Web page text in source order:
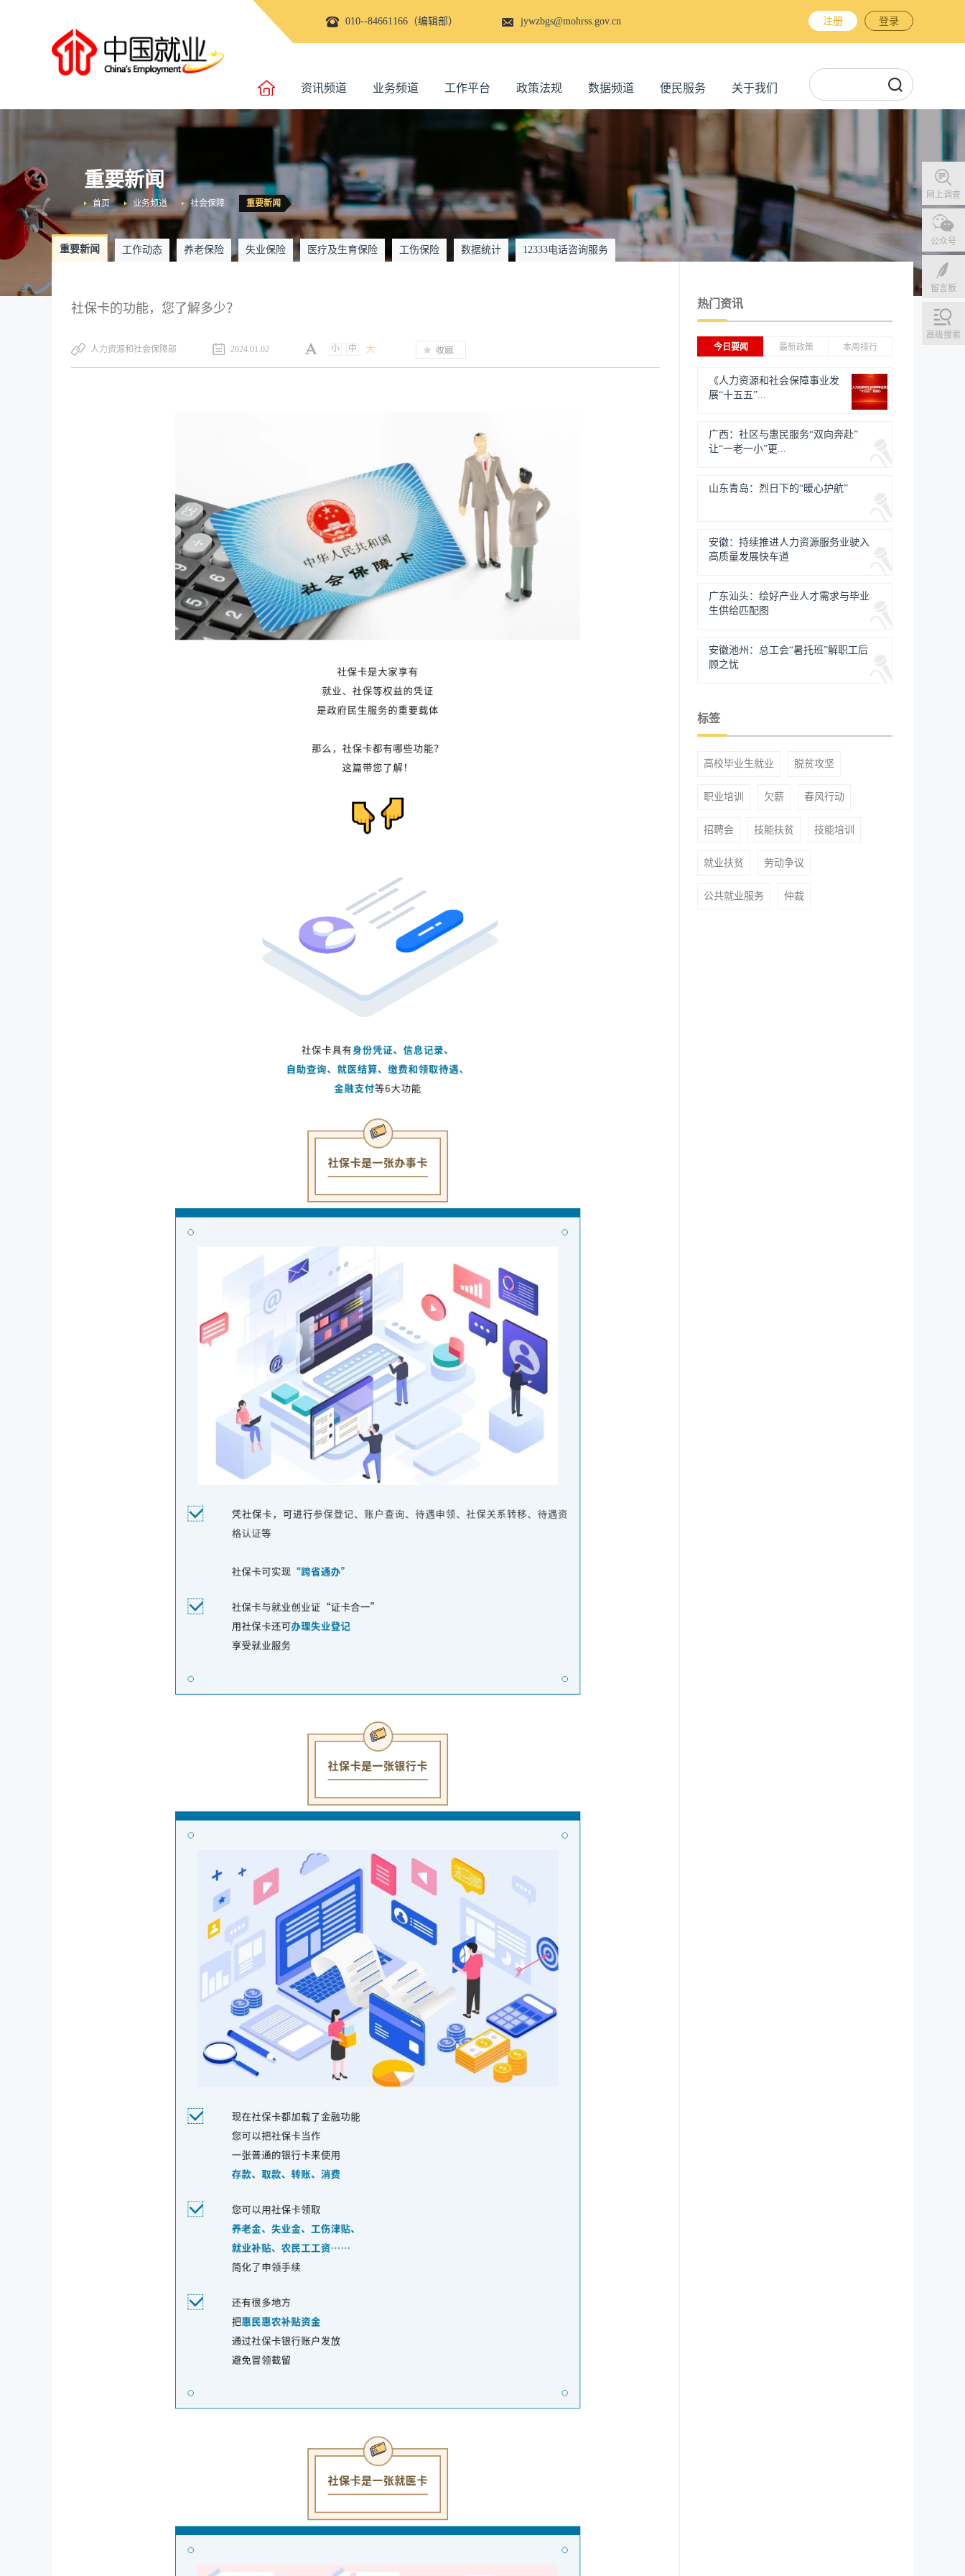
010--84661166（编辑部） jywzbgs@mohrss.gov.cn 注册 登录
资讯频道 业务频道 工作平台 政策法规 数据频道 便民服务 关于我们
网上调查
公众号
留言板
高级搜索
重要新闻
重要新闻
社会保障
业务频道
首页
重要新闻 工作动态 养老保险 失业保险 医疗及生育保险 工伤保险 数据统计 12333电话咨询服务
社保卡的功能，您了解多少？
人力资源和社会保障部 2024.01.02 小 中 大
热门资讯
今日要闻 最新政策 本周排行
《人力资源和社会保障事业发
展“十五五”...
广西：社区与惠民服务“双向奔赴”
让“一老一小”更...
山东青岛：烈日下的“暖心护航”
安徽：持续推进人力资源服务业驶入
高质量发展快车道
广东汕头：绘好产业人才需求与毕业
生供给匹配图
安徽池州：总工会“暑托班”解职工后
顾之忧
标签
高校毕业生就业 脱贫攻坚
职业培训 欠薪 春风行动
招聘会 技能扶贫 技能培训
就业扶贫 劳动争议
公共就业服务 仲裁